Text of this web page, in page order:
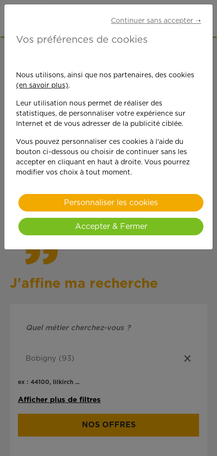
On est toujours plus
performant
quand on y met du
cœur !
J'affine ma recherche
ex : 44100, Illkirch ...
Afficher plus de filtres
NOS OFFRES
Continuer sans accepter ➝
Vos préférences de cookies
Nous utilisons, ainsi que nos partenaires, des cookies
(en savoir plus).
Leur utilisation nous permet de réaliser des
statistiques, de personnaliser votre expérience sur
Internet et de vous adresser de la publicité ciblée.
Vous pouvez personnaliser ces cookies à l'aide du
bouton ci-dessous ou choisir de continuer sans les
accepter en cliquant en haut à droite. Vous pourrez
modifier vos choix à tout moment.
Personnaliser les cookies
Accepter & Fermer